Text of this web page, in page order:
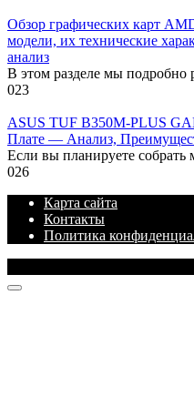
Обзор графических карт
модели, их технические
анализ
В этом разделе мы подробно
023
ASUS TUF B350M-PLUS
Плате — Анализ,
Если вы планируете
026
Карта сайта
Контакты
Политика